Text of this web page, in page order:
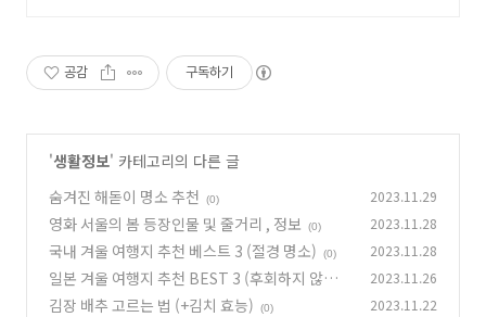
공감 구독하기
'생활정보' 카테고리의 다른 글
숨겨진 해돋이 명소 추천
(0) 2023.11.29
영화 서울의 봄 등장인물 및 줄거리 , 정보 (0) 2023.11.28
국내 겨울 여행지 추천 베스트 3 (절경 명소) (0) 2023.11.28
일본 겨울 여행지 추천 BEST 3 (후회하지 않을
선택) (0)
2023.11.26
김장 배추 고르는 법 (+김치 효능) (0) 2023.11.22